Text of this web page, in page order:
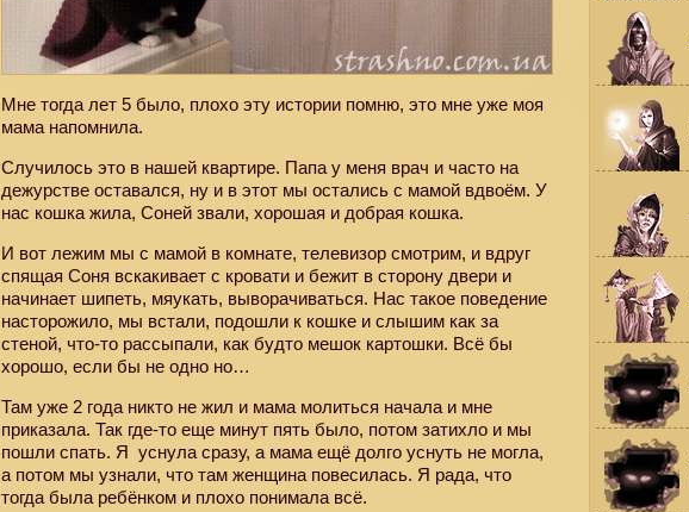
Мне тогда лет 5 было, плохо эту истории помню, это мне уже моя
мама напомнила.
Случилось это в нашей квартире. Папа у меня врач и часто на
дежурстве оставался, ну и в этот мы остались с мамой вдвоём. У
нас кошка жила, Соней звали, хорошая и добрая кошка.
И вот лежим мы с мамой в комнате, телевизор смотрим, и вдруг
спящая Соня вскакивает с кровати и бежит в сторону двери и
начинает шипеть, мяукать, выворачиваться. Нас такое поведение
насторожило, мы встали, подошли к кошке и слышим как за
стеной, что-то рассыпали, как будто мешок картошки. Всё бы
хорошо, если бы не одно но…
Там уже 2 года никто не жил и мама молиться начала и мне
приказала. Так где-то еще минут пять было, потом затихло и мы
пошли спать. Я уснула сразу, а мама ещё долго уснуть не могла,
а потом мы узнали, что там женщина повесилась. Я рада, что
тогда была ребёнком и плохо понимала всё.